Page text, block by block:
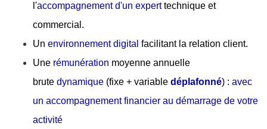
l'accompagnement d'un experttechnique et
commercial.
Un environnement digital facilitant la relation client.
Une rémunération moyenne annuelle
brute dynamique (fixe + variable déplafonné) : avec
un accompagnement financier au démarrage de votre
activité